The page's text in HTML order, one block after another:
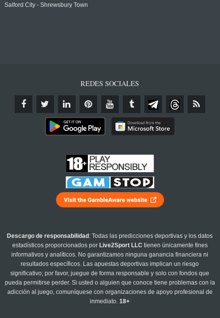
Salford City - Shrewsbury Town
REDES SOCIALES
Descargo de responsabilidad : Todas las predicciones deportivas y los datos
estadísticos proporcionados por Live2Sport LLC tienen únicamente fines
informativos y analíticos. No garantizamos ninguna ganancia financiera ni
resultados específicos. Las apuestas deportivas implican un riesgo
significativo; por favor, juegue de forma responsable y solo con fondos que
pueda permitirse perder. Si usted o alguien que conoce tiene problemas con la
adicción al juego, comuníquese con organizaciones de apoyo profesional de
inmediato.18+